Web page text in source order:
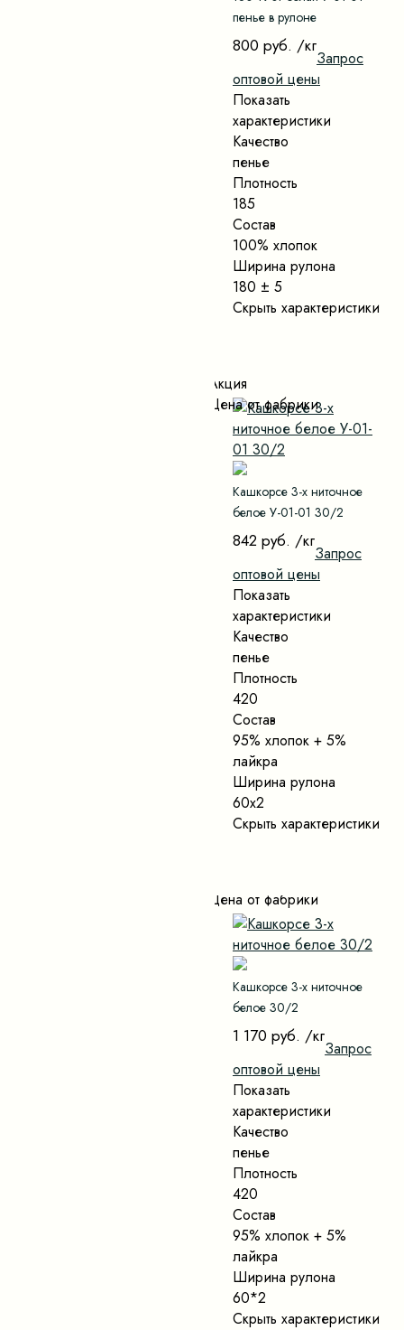
пенье в рулоне
800 руб. /кг
Запрос
оптовой цены
Показать
характеристики
Качество
пенье
Плотность
185
Состав
100% хлопок
Ширина рулона
180 ± 5
Скрыть характеристики
Акция
Цена от фабрики
Кашкорсе 3-х ниточное
белое У-01-01 30/2
842 руб. /кг
Запрос
оптовой цены
Показать
характеристики
Качество
пенье
Плотность
420
Состав
95% хлопок + 5%
лайкра
Ширина рулона
60х2
Скрыть характеристики
Цена от фабрики
Кашкорсе 3-х ниточное
белое 30/2
1 170 руб. /кг
Запрос
оптовой цены
Показать
характеристики
Качество
пенье
Плотность
420
Состав
95% хлопок + 5%
лайкра
Ширина рулона
60*2
Скрыть характеристики